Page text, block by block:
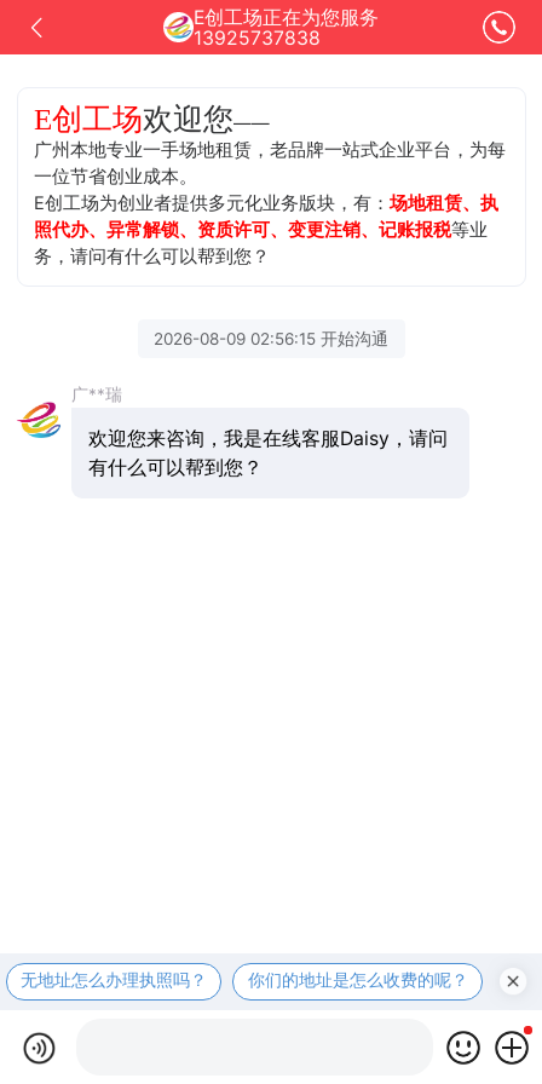
E创工场正在为您服务
13925737838
E创工场欢迎您——
广州本地专业一手场地租赁，老品牌一站式企业平台，为每
一位节省创业成本。
E创工场为创业者提供多元化业务版块，有：场地租赁、执
照代办、异常解锁、资质许可、变更注销、记账报税等业
务，请问有什么可以帮到您？
2026-08-09 02:56:15 开始沟通
广**瑞
欢迎您来咨询，我是在线客服Daisy，请问
有什么可以帮到您？
无地址怎么办理执照吗？ 你们的地址是怎么收费的呢？ 现